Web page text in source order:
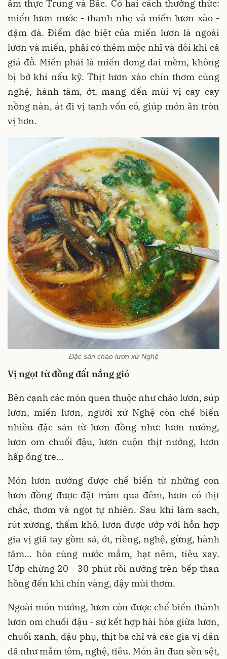
ẩm thực Trung và Bắc. Có hai cách thưởng thức:
miến lươn nước - thanh nhẹ và miến lươn xào -
đậm đà. Điểm đặc biệt của miến lươn là ngoài
lươn và miến, phải có thêm mộc nhĩ và đôi khi cả
giá đỗ. Miến phải là miến dong dai mềm, không
bị bở khi nấu kỹ. Thịt lươn xào chín thơm cùng
nghệ, hành tăm, ớt, mang đến mùi vị cay cay
nồng nàn, át đi vị tanh vốn có, giúp món ăn tròn
vị hơn.
Đặc sản cháo lươn xứ Nghệ
Vị ngọt từ đồng đất nắng gió
Bên cạnh các món quen thuộc như cháo lươn, súp
lươn, miến lươn, người xứ Nghệ còn chế biến
nhiều đặc sản từ lươn đồng như: lươn nướng,
lươn om chuối đậu, lươn cuộn thịt nướng, lươn
hấp ống tre...
Món lươn nướng được chế biến từ những con
lươn đồng được đặt trúm qua đêm, lươn có thịt
chắc, thơm và ngọt tự nhiên. Sau khi làm sạch,
rút xương, thấm khô, lươn được ướp với hỗn hợp
gia vị giã tay gồm sả, ớt, riềng, nghệ, gừng, hành
tăm... hòa cùng nước mắm, hạt nêm, tiêu xay.
Ướp chừng 20 - 30 phút rồi nướng trên bếp than
hồng đến khi chín vàng, dậy mùi thơm.
Ngoài món nướng, lươn còn được chế biến thành
lươn om chuối đậu - sự kết hợp hài hòa giữa lươn,
chuối xanh, đậu phụ, thịt ba chỉ và các gia vị dân
dã như mắm tôm, nghệ, tiêu. Món ăn đun sền sệt,